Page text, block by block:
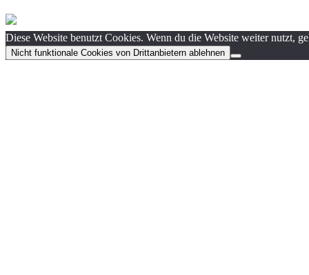
Diese Website benutzt Cookies. Wenn du die Website weiter nutzt,
Nicht funktionale Cookies von Drittanbietern ablehnen